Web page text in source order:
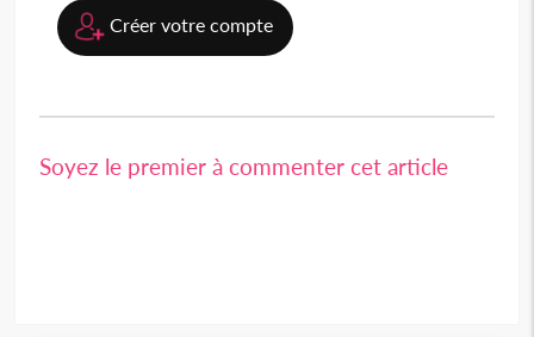
Créer votre compte
Soyez le premier à commenter cet article